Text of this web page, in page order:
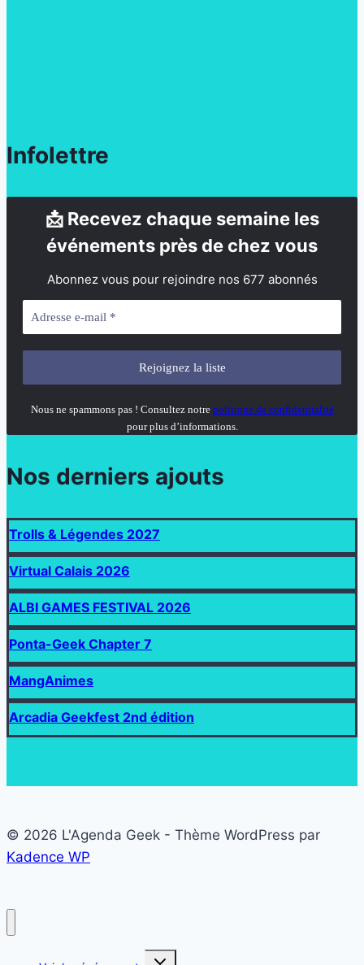
Infolettre
📩 Recevez chaque semaine les
événements près de chez vous
Abonnez vous pour rejoindre nos 677 abonnés
Nous ne spammons pas ! Consultez notre politique de confidentialité
pour plus d’informations.
Nos derniers ajouts
Trolls & Légendes 2027
Virtual Calais 2026
ALBI GAMES FESTIVAL 2026
Ponta-Geek Chapter 7
MangAnimes
Arcadia Geekfest 2nd édition
© 2026 L'Agenda Geek - Thème WordPress par
Kadence WP
Ouvrir/fermer